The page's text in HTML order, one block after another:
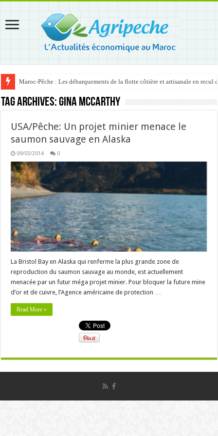
Maroc-Pêche : Les débarquements de la flotte côtière et artisanale en recul
Tag Archives:Gina McCarthy
USA/Pêche: Un projet minier menace le
saumon sauvage en Alaska
09/03/2014 0
La Bristol Bay en Alaska qui renferme la plus grande zone de
reproduction du saumon sauvage au monde, est actuellement
menacée par un futur méga projet minier. Pour bloquer la future mine
d’or et de cuivre, l’Agence américaine de protection …
Read More »